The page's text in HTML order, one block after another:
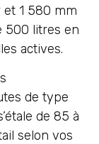
1 580 mm
500 litres en
actives.
de type
de 85 à
selon vos